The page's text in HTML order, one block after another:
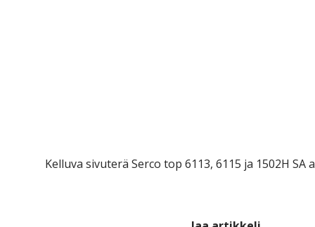
Kelluva sivuterä Serco top 6113, 6115 ja 1502H SA